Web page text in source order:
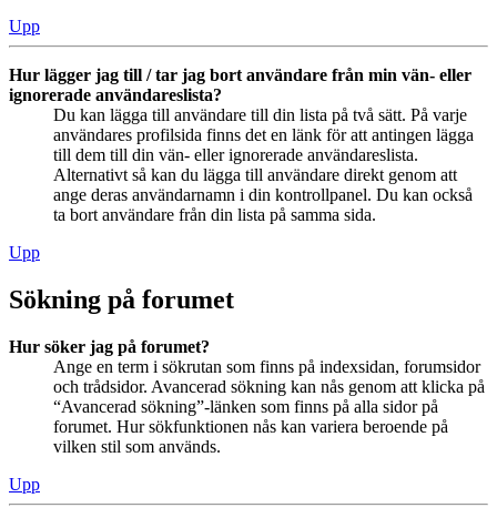
Upp
Hur lägger jag till / tar jag bort användare från min vän- eller
ignorerade användareslista?
Du kan lägga till användare till din lista på två sätt. På varje
användares profilsida finns det en länk för att antingen lägga
till dem till din vän- eller ignorerade användareslista.
Alternativt så kan du lägga till användare direkt genom att
ange deras användarnamn i din kontrollpanel. Du kan också
ta bort användare från din lista på samma sida.
Upp
Sökning på forumet
Hur söker jag på forumet?
Ange en term i sökrutan som finns på indexsidan, forumsidor
och trådsidor. Avancerad sökning kan nås genom att klicka på
“Avancerad sökning”-länken som finns på alla sidor på
forumet. Hur sökfunktionen nås kan variera beroende på
vilken stil som används.
Upp